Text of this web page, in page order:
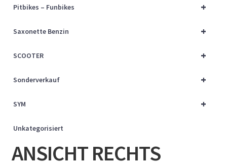
+
Pitbikes – Funbikes
+
Saxonette Benzin
+
SCOOTER
+
Sonderverkauf
+
SYM
Unkategorisiert
ANSICHT RECHTS